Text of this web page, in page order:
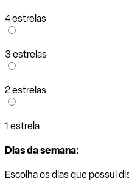
4 estrelas
3 estrelas
2 estrelas
1 estrela
Dias da semana:
Escolha os dias que possui